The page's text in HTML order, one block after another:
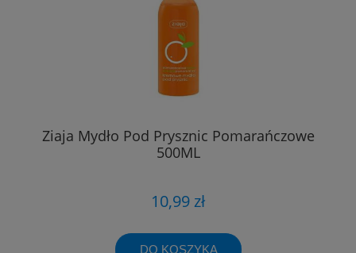
Ziaja Mydło Pod Prysznic Pomarańczowe
500ML
10,99 zł
DO KOSZYKA